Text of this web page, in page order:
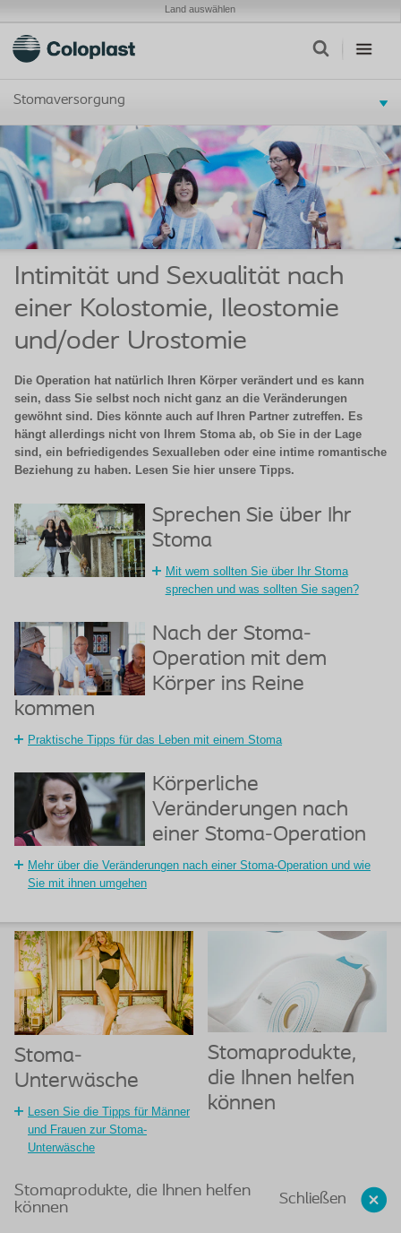
Land auswählen
Stomaversorgung
Intimität und Sexualität nach
einer Kolostomie, Ileostomie
und/oder Urostomie
Die Operation hat natürlich Ihren Körper verändert und es kann
sein, dass Sie selbst noch nicht ganz an die Veränderungen
gewöhnt sind. Dies könnte auch auf Ihren Partner zutreffen. Es
hängt allerdings nicht von Ihrem Stoma ab, ob Sie in der Lage
sind, ein befriedigendes Sexualleben oder eine intime romantische
Beziehung zu haben. Lesen Sie hier unsere Tipps.
Sprechen Sie über Ihr
Stoma
Mit wem sollten Sie über Ihr Stoma
sprechen und was sollten Sie sagen?
Nach der Stoma-
Operation mit dem
Körper ins Reine
kommen
Praktische Tipps für das Leben mit einem Stoma
Körperliche
Veränderungen nach
einer Stoma-Operation
Mehr über die Veränderungen nach einer Stoma-Operation und wie
Sie mit ihnen umgehen
Stoma-
Unterwäsche
Lesen Sie die Tipps für Männer
und Frauen zur Stoma-
Unterwäsche
Stomaprodukte,
die Ihnen helfen
können
Schließen
Stomaprodukte, die Ihnen helfen
können